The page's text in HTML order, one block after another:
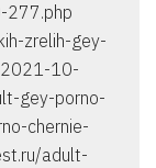
zrelih-gey-
10-
gey-porno-
chernie-
adult-